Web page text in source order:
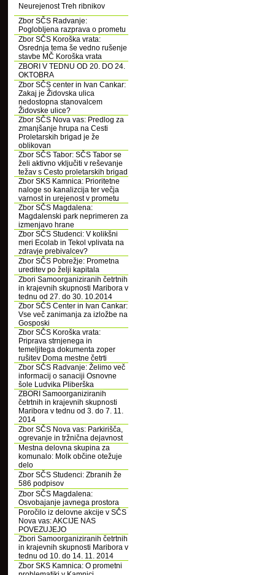
Neurejenost Treh ribnikov
Zbor SČS Radvanje:
Poglobljena razprava o prometu
Zbor SČS Koroška vrata:
Osrednja tema še vedno rušenje
stavbe MČ Koroška vrata
ZBORI V TEDNU OD 20. DO 24.
OKTOBRA
Zbor SČS center in Ivan Cankar:
Zakaj je Židovska ulica
nedostopna stanovalcem
Židovske ulice?
Zbor SČS Nova vas: Predlog za
zmanjšanje hrupa na Cesti
Proletarskih brigad je že
oblikovan
Zbor SČS Tabor: SČS Tabor se
želi aktivno vključiti v reševanje
težav s Cesto proletarskih brigad
Zbor SKS Kamnica: Prioritetne
naloge so kanalizcija ter večja
varnost in urejenost v prometu
Zbor SČS Magdalena:
Magdalenski park neprimeren za
izmenjavo hrane
Zbor SČS Studenci: V kolikšni
meri Ecolab in Tekol vplivata na
zdravje prebivalcev?
Zbor SČS Pobrežje: Prometna
ureditev po želji kapitala
Zbori Samoorganiziranih četrtnih
in krajevnih skupnosti Maribora v
tednu od 27. do 30. 10.2014
Zbor SČS Center in Ivan Cankar:
Vse več zanimanja za izložbe na
Gosposki
Zbor SČS Koroška vrata:
Priprava strnjenega in
temeljitega dokumenta zoper
rušitev Doma mestne četrti
Zbor SČS Radvanje: Želimo več
informacij o sanaciji Osnovne
šole Ludvika Pliberška
ZBORI Samoorganiziranih
četrtnih in krajevnih skupnosti
Maribora v tednu od 3. do 7. 11.
2014
Zbor SČS Nova vas: Parkirišča,
ogrevanje in tržnična dejavnost
Mestna delovna skupina za
komunalo: Molk občine otežuje
delo
Zbor SČS Studenci: Zbranih že
586 podpisov
Zbor SČS Magdalena:
Osvobajanje javnega prostora
Poročilo iz delovne akcije v SČS
Nova vas: AKCIJE NAS
POVEZUJEJO
Zbori Samoorganiziranih četrtnih
in krajevnih skupnosti Maribora v
tednu od 10. do 14. 11. 2014
Zbor SKS Kamnica: O prometni